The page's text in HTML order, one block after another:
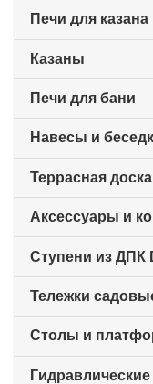
Печи для казана
Казаны
Печи для бани
Навесы и
Террасная
Ступени из ДПК
Тележки
Столы и